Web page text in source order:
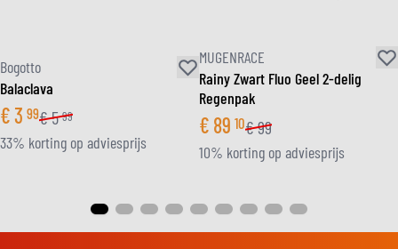
Bogotto
Balaclava
€3 99€5 99
33% korting op adviesprijs
MUGENRACE
Rainy Zwart Fluo Geel 2-delig
Regenpak
€ 89 10€99
10% korting op adviesprijs